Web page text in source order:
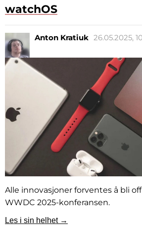
watchOS
Anton Kratiuk 26.05.2025,
Alle innovasjoner forventes å bli
WWDC 2025-konferansen.
Les i sin helhet →